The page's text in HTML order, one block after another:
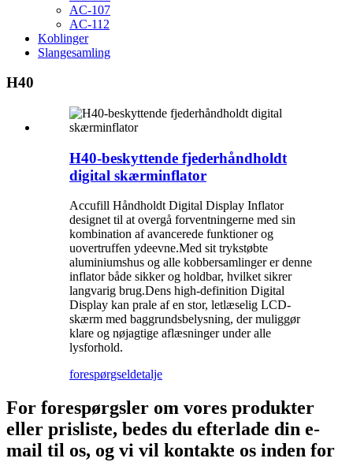
AC-107
AC-112
Koblinger
Slangesamling
H40
H40-beskyttende fjederhåndholdt
digital skærminflator
Accufill Håndholdt Digital Display Inflator
designet til at overgå forventningerne med sin
kombination af avancerede funktioner og
uovertruffen ydeevne.Med sit trykstøbte
aluminiumshus og alle kobbersamlinger er denne
inflator både sikker og holdbar, hvilket sikrer
langvarig brug.Dens high-definition Digital
Display kan prale af en stor, letlæselig LCD-
skærm med baggrundsbelysning, der muliggør
klare og nøjagtige aflæsninger under alle
lysforhold.
forespørgseldetalje
For forespørgsler om vores produkter
eller prisliste, bedes du efterlade din e-
mail til os, og vi vil kontakte os inden for